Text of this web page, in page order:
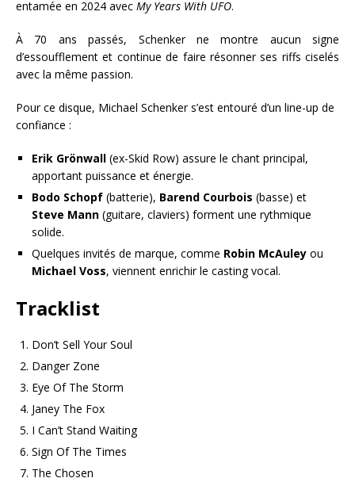
entamée en 2024 avec My Years With UFO.
À 70 ans passés, Schenker ne montre aucun signe
d’essoufflement et continue de faire résonner ses riffs ciselés
avec la même passion.
Pour ce disque, Michael Schenker s’est entouré d’un line-up de
confiance :
Erik Grönwall (ex-Skid Row) assure le chant principal,
apportant puissance et énergie.
Bodo Schopf (batterie), Barend Courbois (basse) et
Steve Mann (guitare, claviers) forment une rythmique
solide.
Quelques invités de marque, comme Robin McAuley ou
Michael Voss, viennent enrichir le casting vocal.
Tracklist
Don’t Sell Your Soul
Danger Zone
Eye Of The Storm
Janey The Fox
I Can’t Stand Waiting
Sign Of The Times
The Chosen